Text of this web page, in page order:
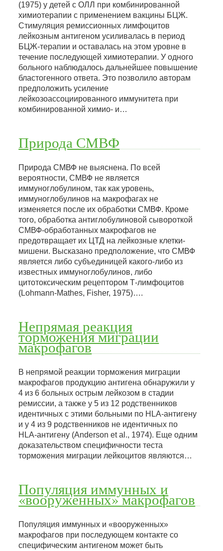
(1975) у детей с ОЛЛ при комбинированной
химиотерапии с применением вакцины БЦЖ.
Стимуляция ремиссионных лимфоцитов
лейкозным антигеном усиливалась в период
БЦЖ-терапии и оставалась на этом уровне в
течение последующей химиотерапии. У одного
больного наблюдалось дальнейшее повышение
бластогенного ответа. Это позволило авторам
предположить усиление
лейкозоассоциированного иммунитета при
комбинированной химио- и…
Природа СМВФ
Природа СМВФ не выяснена. По всей
вероятности, СМВФ не является
иммуноглобулином, так как уровень,
иммуноглобулинов на макрофагах не
изменяется после их обработки СМВФ. Кроме
того, обработка антиглобулиновой сывороткой
СМВФ-обработанных макрофагов не
предотвращает их ЦТД на лейкозные клетки-
мишени. Высказано предположение, что СМВФ
является либо субъединицей какого-либо из
известных иммуноглобулинов, либо
цитотоксическим рецептором Т-лимфоцитов
(Lohmann-Mathes, Fisher, 1975)….
Непрямая реакция
торможения миграции
макрофагов
В непрямой реакции торможения миграции
макрофагов продукцию антигена обнаружили у
4 из 6 больных острым лейкозом в стадии
ремиссии, а также у 5 из 12 родственников
идентичных с этими больными по НLА-антигену
и у 4 из 9 родственников не идентичных по
HLA-антигену (Anderson et al., 1974). Еще одним
доказательством специфичности теста
торможения миграции лейкоцитов являются…
Популяция иммунных и
«вооруженных» макрофагов
Популяция иммунных и «вооруженных»
макрофагов при последующем контакте со
специфическим антигеном может быть